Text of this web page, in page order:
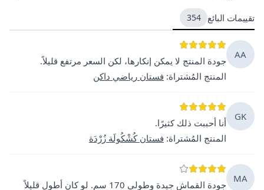
تقييمات البائع 354
AA
جودة المنتج لا يمكن إنكارها، لكن السعر مرتفع قليلاً.
المنتج المُشتراة: فستان رياضي داكن
GK
أنا أحببت ذلك كثيرًا.
المنتج المُشتراة: فستان كُشْكُولَة زُرْدَة
MA
جودة القماش جيدة وطولي 170 سم. لو كان أطول قليلاً